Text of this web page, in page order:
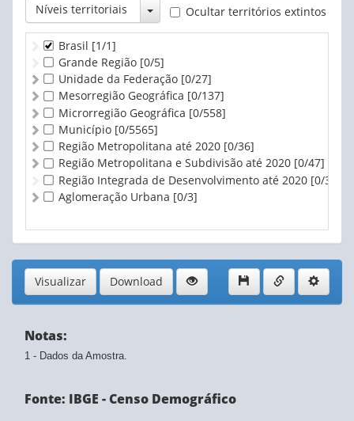
Níveis territoriais Toggle Dropdown
Ocultar territórios extintos
Brasil [1/1]
Grande Região [0/5]
Unidade da Federação [0/27]
Mesorregião Geográfica [0/137]
Microrregião Geográfica [0/558]
Município [0/5565]
Região Metropolitana até 2020 [0/36]
Região Metropolitana e Subdivisão até 2020 [0/47]
Região Integrada de Desenvolvimento até 2020 [0/3]
Aglomeração Urbana [0/3]
Visualizar Download
Notas:
1 - Dados da Amostra.
Fonte: IBGE - Censo Demográfico